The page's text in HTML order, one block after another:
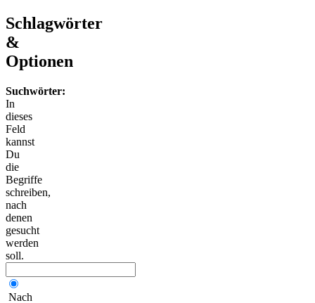
Schlagwörter
&
Optionen
Suchwörter:
In
dieses
Feld
kannst
Du
die
Begriffe
schreiben,
nach
denen
gesucht
werden
soll.
Nach